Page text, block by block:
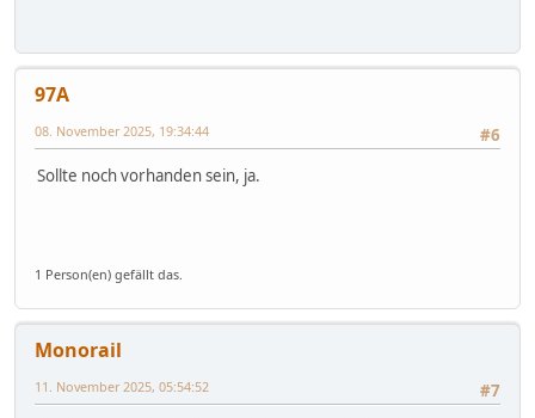
97A
#6
08. November 2025, 19:34:44
Sollte noch vorhanden sein, ja.
1 Person(en) gefällt das.
Monorail
#7
11. November 2025, 05:54:52